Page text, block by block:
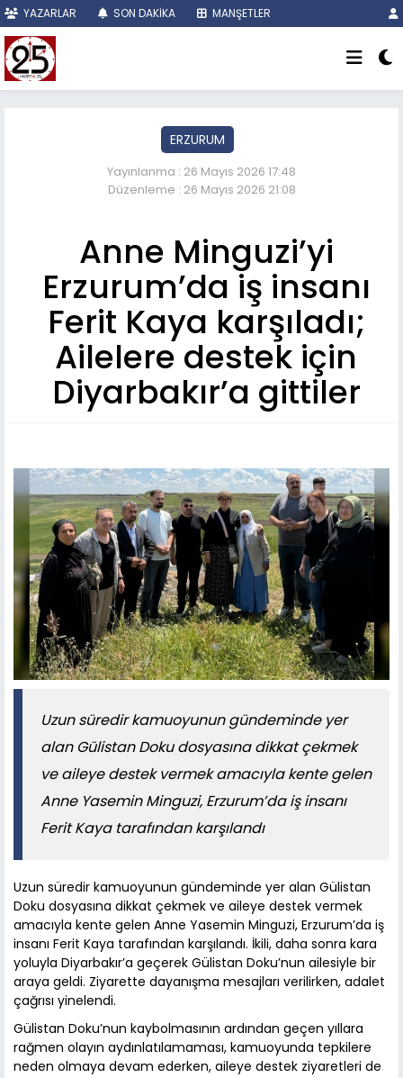
YAZARLAR SON DAKİKA MANŞETLER
ERZURUM
Yayınlanma : 26 Mayıs 2026 17:48
Düzenleme : 26 Mayıs 2026 21:08
Anne Minguzi’yi
Erzurum’da iş insanı
Ferit Kaya karşıladı;
Ailelere destek için
Diyarbakır’a gittiler
Uzun süredir kamuoyunun gündeminde yer
alan Gülistan Doku dosyasına dikkat çekmek
ve aileye destek vermek amacıyla kente gelen
Anne Yasemin Minguzi, Erzurum’da iş insanı
Ferit Kaya tarafından karşılandı
Uzun süredir kamuoyunun gündeminde yer alan Gülistan
Doku dosyasına dikkat çekmek ve aileye destek vermek
amacıyla kente gelen Anne Yasemin Minguzi, Erzurum’da iş
insanı Ferit Kaya tarafından karşılandı. İkili, daha sonra kara
yoluyla Diyarbakır’a geçerek Gülistan Doku’nun ailesiyle bir
araya geldi. Ziyarette dayanışma mesajları verilirken, adalet
çağrısı yinelendi.
Gülistan Doku’nun kaybolmasının ardından geçen yıllara
rağmen olayın aydınlatılamaması, kamuoyunda tepkilere
neden olmaya devam ederken, aileye destek ziyaretleri de